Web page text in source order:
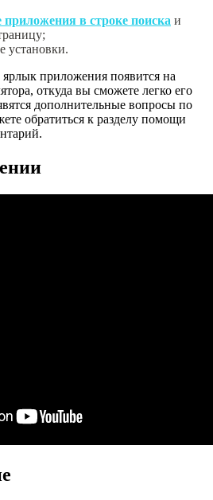
приложения в строке поиска и
установки.
ярлык приложения появится на
откуда вы сможете легко его
дополнительные вопросы по
обратиться к разделу помощи